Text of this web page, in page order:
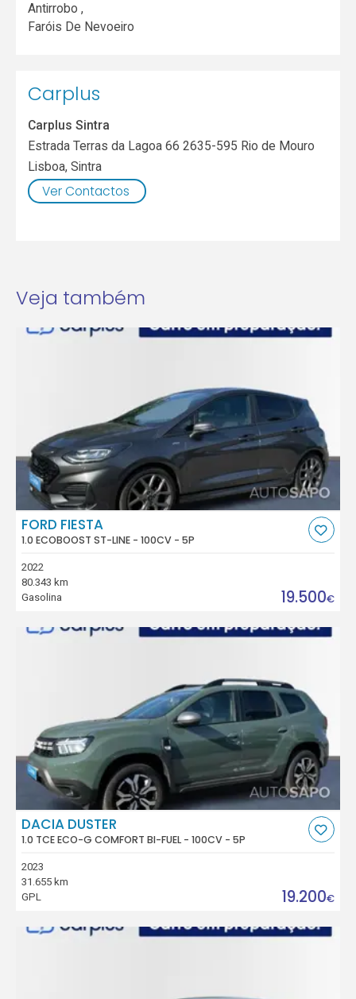
Antirrobo ,
Faróis De Nevoeiro
Carplus
Carplus Sintra
Estrada Terras da Lagoa 66 2635-595 Rio de Mouro
Lisboa,Sintra
Ver Contactos
Veja também
FORD FIESTA
1.0 ECOBOOST ST-LINE - 100CV - 5P
2022
80.343 km
Gasolina
19.500€
DACIA DUSTER
1.0 TCE ECO-G COMFORT BI-FUEL - 100CV - 5P
2023
31.655 km
GPL
19.200€